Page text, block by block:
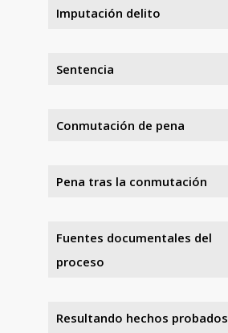
Imputación delito
Sentencia
Conmutación de pena
Pena tras la conmutación
Fuentes documentales del
proceso
Resultando hechos probados